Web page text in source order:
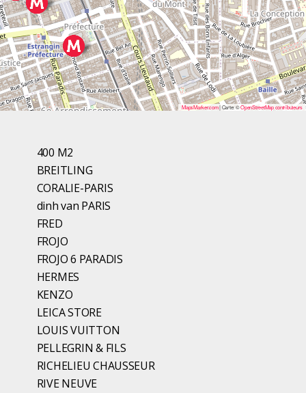
MapsMarker.com|Carte: ©OpenStreetMap contributeurs
400 M2
BREITLING
CORALIE-PARIS
dinh van PARIS
FRED
FROJO
FROJO 6 PARADIS
HERMES
KENZO
LEICA STORE
LOUIS VUITTON
PELLEGRIN & FILS
RICHELIEU CHAUSSEUR
RIVE NEUVE